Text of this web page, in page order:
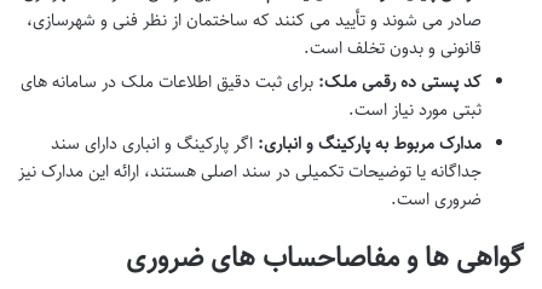
صادر می شوند و تأیید می کنند که ساختمان از نظر فنی و شهرسازی،
قانونی و بدون تخلف است.
کد پستی ده رقمی ملک: برای ثبت دقیق اطلاعات ملک در سامانه های
ثبتی مورد نیاز است.
مدارک مربوط به پارکینگ و انباری: اگر پارکینگ و انباری دارای سند
جداگانه یا توضیحات تکمیلی در سند اصلی هستند، ارائه این مدارک نیز
ضروری است.
گواهی ها و مفاصاحساب های ضروری